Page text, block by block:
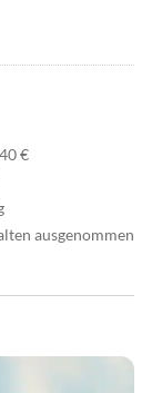
€
ausgenommen